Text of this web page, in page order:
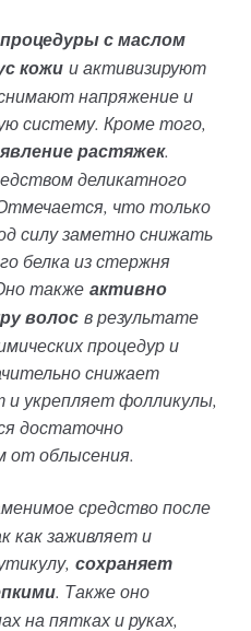
с маслом
кожии активизируют
напряжение и
систему. Кроме того,
растяжек.
деликатного
что только
силу заметно снижать
белка из стержня
также активно
волосв результате
процедур и
снижает
укрепляет фолликулы,
достаточно
от облысения.
средство после
как заживляет и
сохраняет
. Также оно
на пятках и руках,